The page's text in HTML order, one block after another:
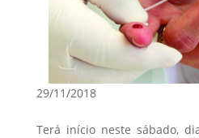
29/11/2018
Terá início neste sábado,